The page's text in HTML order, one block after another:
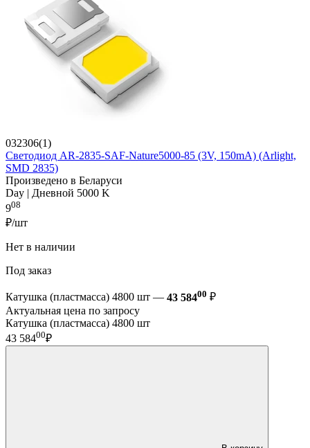
032306(1)
Светодиод AR-2835-SAF-Nature5000-85 (3V, 150mA) (Arlight,
SMD 2835)
Произведено в Беларуси
Day | Дневной 5000 K
908
₽/шт
Нет в наличии
Под заказ
Катушка (пластмасса) 4800 шт — 43 58400 ₽
Актуальная цена по запросу
Катушка (пластмасса) 4800 шт
43 58400₽